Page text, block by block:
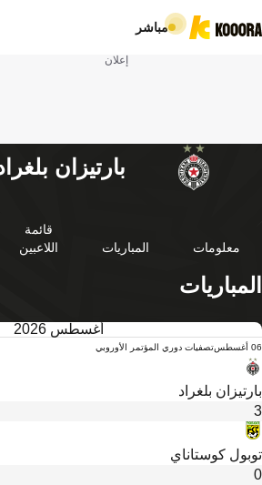
مباشر
إعلان
بارتيزان
معلومات المباريات
قائمة
اللاعبين
المباريات
أغسطس 2026
06 أغسطس تصفيات دوري المؤتمر الأوروبي
بارتيزان بلغراد
3
توبول كوستاناي
0